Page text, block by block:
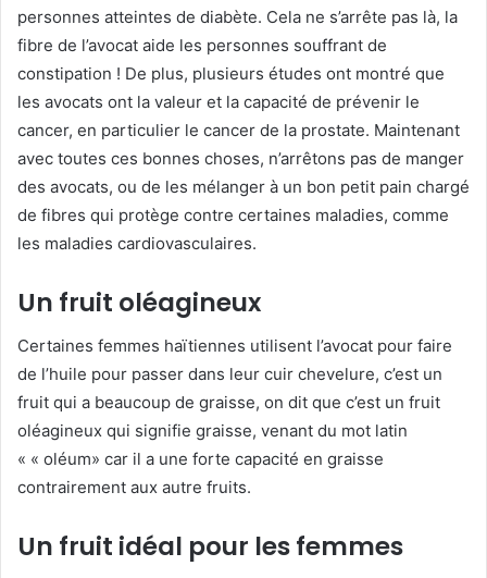
personnes atteintes de diabète. Cela ne s’arrête pas là, la
fibre de l’avocat aide les personnes souffrant de
constipation ! De plus, plusieurs études ont montré que
les avocats ont la valeur et la capacité de prévenir le
cancer, en particulier le cancer de la prostate. Maintenant
avec toutes ces bonnes choses, n’arrêtons pas de manger
des avocats, ou de les mélanger à un bon petit pain chargé
de fibres qui protège contre certaines maladies, comme
les maladies cardiovasculaires.
Un fruit oléagineux
Certaines femmes haïtiennes utilisent l’avocat pour faire
de l’huile pour passer dans leur cuir chevelure, c’est un
fruit qui a beaucoup de graisse, on dit que c’est un fruit
oléagineux qui signifie graisse, venant du mot latin
« « oléum» car il a une forte capacité en graisse
contrairement aux autre fruits.
Un fruit idéal pour les femmes